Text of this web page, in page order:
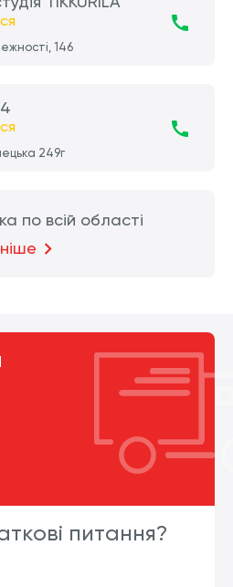
146
249г
по всій області
питання?